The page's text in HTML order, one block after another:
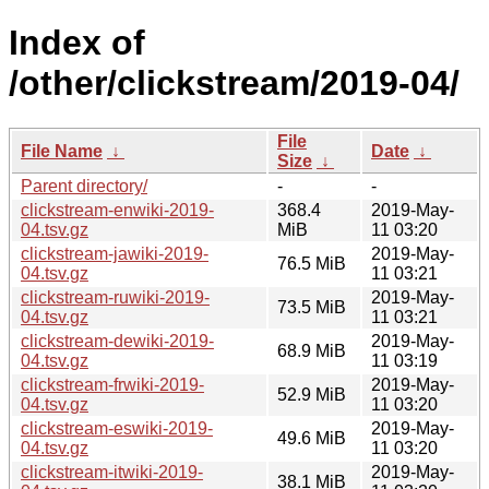
Index of
/other/clickstream/2019-04/
File Name ↓
File
Size ↓
Date ↓
Parent directory/
-
-
clickstream-enwiki-2019-
04.tsv.gz
368.4
MiB
2019-May-
11 03:20
clickstream-jawiki-2019-
04.tsv.gz
76.5 MiB
2019-May-
11 03:21
clickstream-ruwiki-2019-
04.tsv.gz
73.5 MiB
2019-May-
11 03:21
clickstream-dewiki-2019-
04.tsv.gz
68.9 MiB
2019-May-
11 03:19
clickstream-frwiki-2019-
04.tsv.gz
52.9 MiB
2019-May-
11 03:20
clickstream-eswiki-2019-
04.tsv.gz
49.6 MiB
2019-May-
11 03:20
clickstream-itwiki-2019-
38.1 MiB
2019-May-